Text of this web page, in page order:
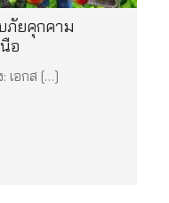
ภัยคุกคาม
อ
เอกส […]